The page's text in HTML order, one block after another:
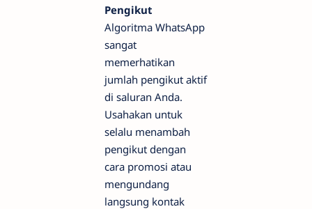
Pengikut
Algoritma WhatsApp
sangat
memerhatikan
jumlah pengikut aktif
di saluran Anda.
Usahakan untuk
selalu menambah
pengikut dengan
cara promosi atau
mengundang
langsung kontak